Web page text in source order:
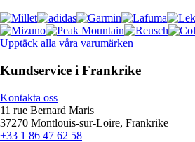
Upptäck alla våra varumärken
Kundservice i Frankrike
Kontakta oss
11 rue Bernard Maris
37270 Montlouis-sur-Loire, Frankrike
+33 1 86 47 62 58